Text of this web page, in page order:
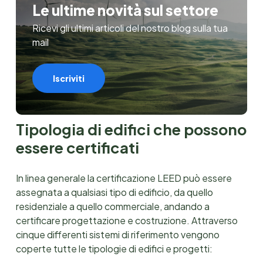
Le ultime novità sul settore
Ricevi gli ultimi articoli del nostro blog sulla tua
mail
Iscriviti
Tipologia di edifici che possono
essere certificati
In linea generale la certificazione LEED può essere
assegnata a qualsiasi tipo di edificio, da quello
residenziale a quello commerciale, andando a
certificare progettazione e costruzione. Attraverso
cinque differenti sistemi di riferimento vengono
coperte tutte le tipologie di edifici e progetti: